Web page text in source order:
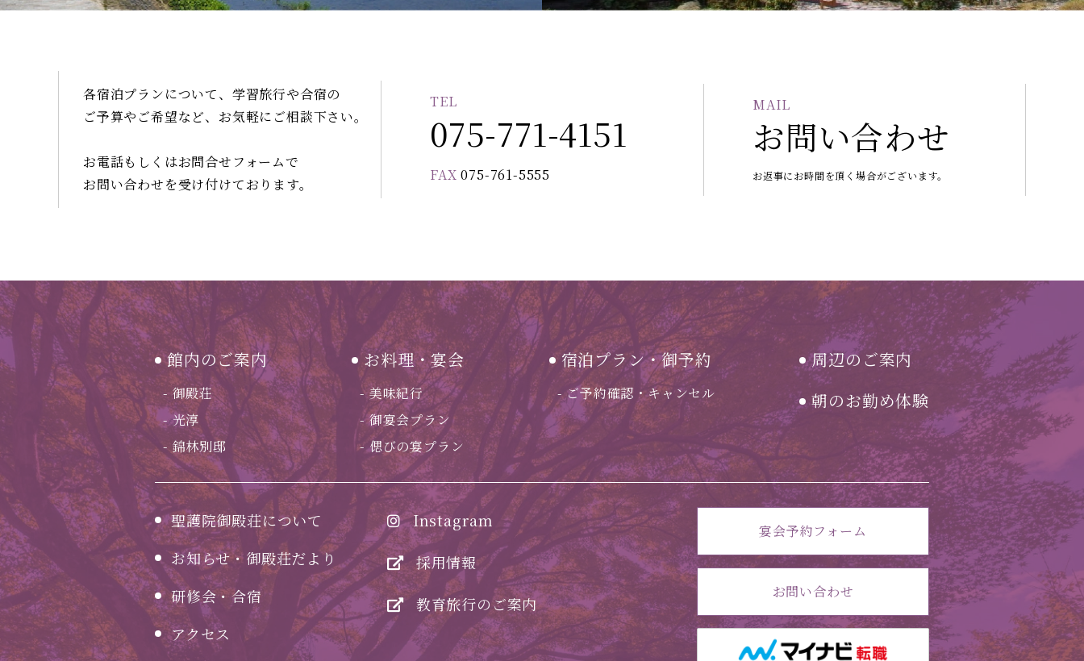
各宿泊プランについて、学習旅行や合宿の
ご予算やご希望など、お気軽にご相談下さい。
お電話もしくはお問合せフォームで
お問い合わせを受け付けております。
TEL
075-771-4151
FAX 075-761-5555
MAIL
お問い合わせ
お返事にお時間を頂く場合がございます。
館内のご案内
御殿荘
光淳
錦林別邸
お料理・宴会
美味紀行
御宴会プラン
偲びの宴プラン
宿泊プラン・御予約
ご予約確認・キャンセル
周辺のご案内
朝のお勤め体験
聖護院御殿荘について
お知らせ・御殿荘だより
研修会・合宿
アクセス
Instagram
採用情報
教育旅行のご案内
宴会予約フォーム
お問い合わせ